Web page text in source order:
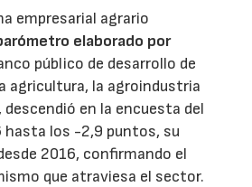
empresarial agrario
elaborado por
público de desarrollo de
agricultura, la agroindustria
descendió en la encuesta del
hasta los -2,9 puntos, su
2016, confirmando el
que atraviesa el sector.